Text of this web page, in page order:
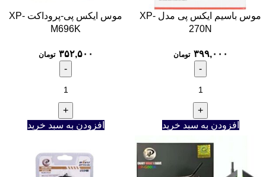
موس باسیم ایکس پی مدل XP-
270N
۳۹۹,۰۰۰ تومان
افزودن به سبد خرید
موس ایکس پی-پروداکت XP-
M696K
۳۵۲,۵۰۰ تومان
افزودن به سبد خرید